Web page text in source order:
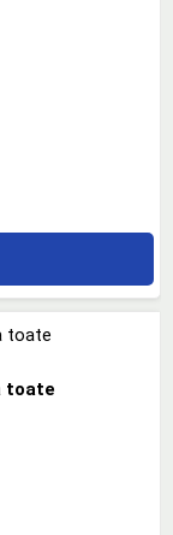
toate